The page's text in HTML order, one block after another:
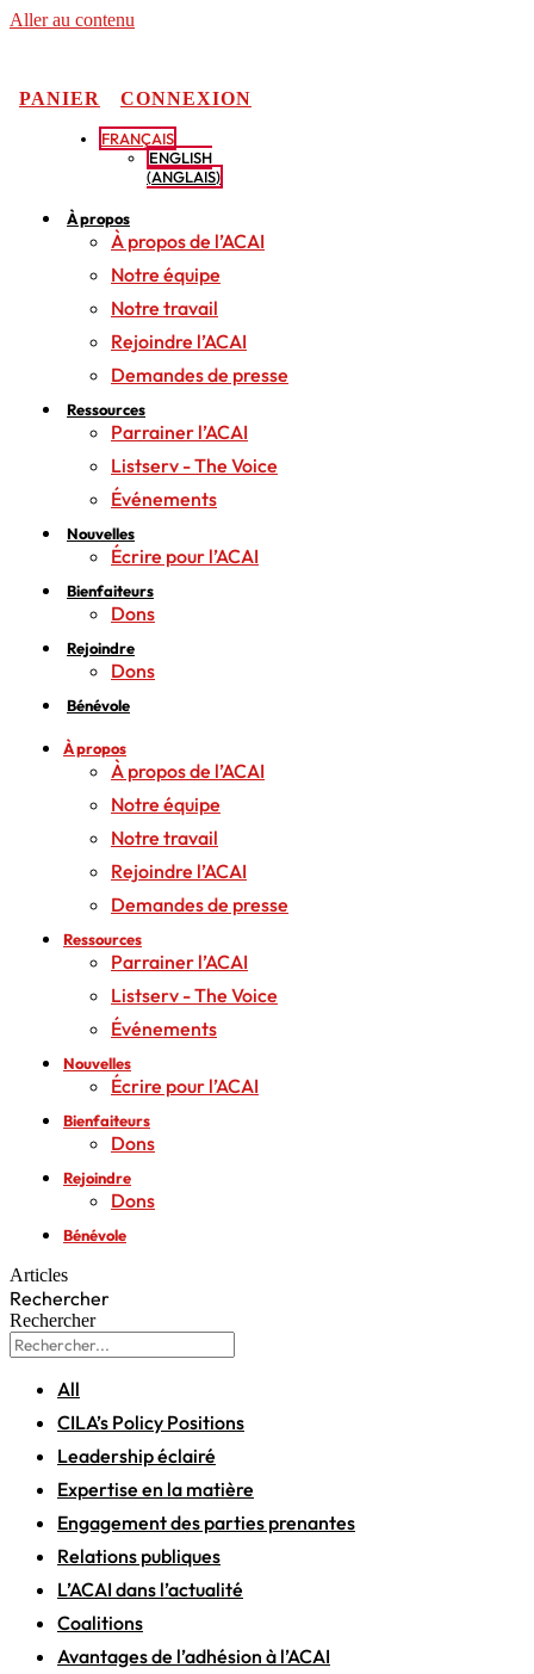
Aller au contenu
PANIER CONNEXION
FRANÇAIS
ENGLISH
(ANGLAIS)
À propos
À propos de l’ACAI
Notre équipe
Notre travail
Rejoindre l’ACAI
Demandes de presse
Ressources
Parrainer l’ACAI
Listserv - The Voice
Événements
Nouvelles
Écrire pour l’ACAI
Bienfaiteurs
Dons
Rejoindre
Dons
Bénévole
À propos
À propos de l’ACAI
Notre équipe
Notre travail
Rejoindre l’ACAI
Demandes de presse
Ressources
Parrainer l’ACAI
Listserv - The Voice
Événements
Nouvelles
Écrire pour l’ACAI
Bienfaiteurs
Dons
Rejoindre
Dons
Bénévole
Articles
Rechercher
Rechercher
All
CILA’s Policy Positions
Leadership éclairé
Expertise en la matière
Engagement des parties prenantes
Relations publiques
L’ACAI dans l’actualité
Coalitions
Avantages de l’adhésion à l’ACAI